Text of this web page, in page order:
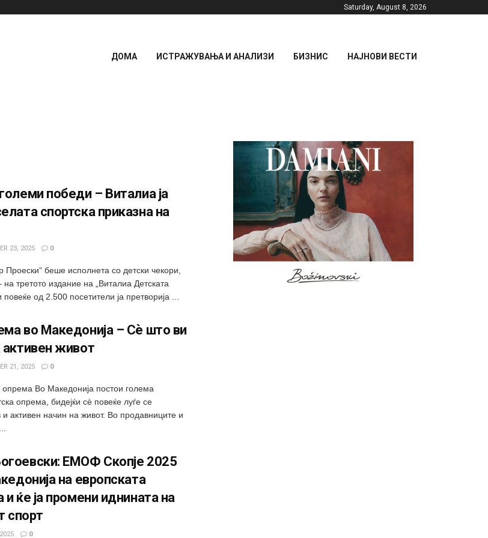
Saturday, August 8, 2026
ДОМА ИСТРАЖУВАЊА И АНАЛИЗИ БИЗНИС НАЈНОВИ ВЕСТИ
победи – Виталиа ја
спортска приказна на
23, 2025 0
Проески“ беше исполнета со детски чекори,
третото издание на „Виталиа Детската
од 2.500 посетители ја претворија ...
во Македонија – Сè што ви
активен живот
21, 2025 0
опрема Во Македонија постои голема
опрема, бидејќи сè повеќе луѓе се
и активен начин на живот. Во продавниците и
ЕМОФ Скопје 2025
на европската
и ќе ја промени иднината на
спорт
0